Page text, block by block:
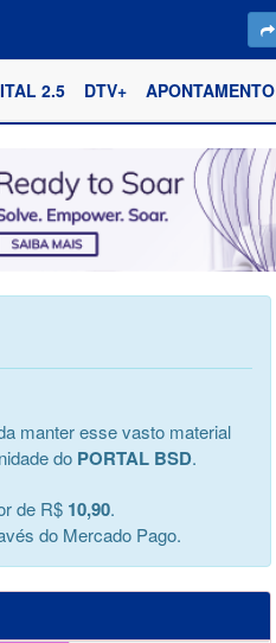
2.5 DTV+ APONTAMENTO
manter esse vasto material
do PORTAL BSD.
de R$ 10,90.
do Mercado Pago.